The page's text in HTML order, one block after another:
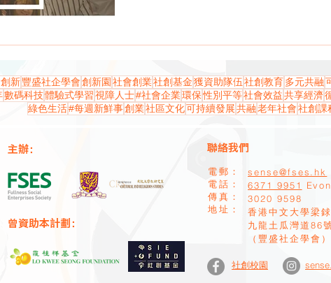
新豐盛社企學會創新園 社會創業社創基金獲資助隊伍社創教育多元共融
數碼科技體驗式學習視障人士#社會企業環保性別平等社會效益共享經濟
綠色生活#每週新鮮事創業社區文化可持續發展共融老年社會社創課
主辦：
曾資助本計劃：
聯絡我們
電郵：
​電話：
​傳真：
地址：
sense@fses.hk
6371 9951
​3020 9598
香港中文大學梁
九龍土瓜灣道86
（豐盛社企學會）
社創校園